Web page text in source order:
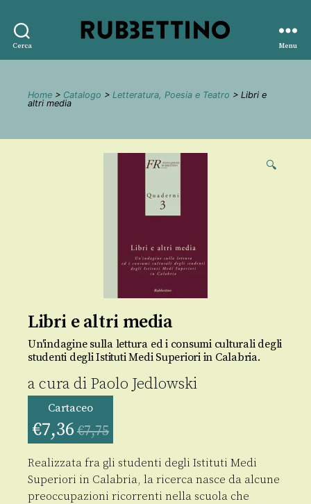
Cerca
editore
Menu
Home > Catalogo > Letteratura, Poesia e Teatro > Libri e
altri media
🔍
Libri e altri media
Un'indagine sulla lettura ed i consumi culturali degli
studenti degli Istituti Medi Superiori in Calabria.
a cura di Paolo Jedlowski
Cartaceo
€7,36 €7,75
Realizzata fra gli studenti degli Istituti Medi
Superiori in Calabria, la ricerca nasce da alcune
preoccupazioni ricorrenti nella scuola che